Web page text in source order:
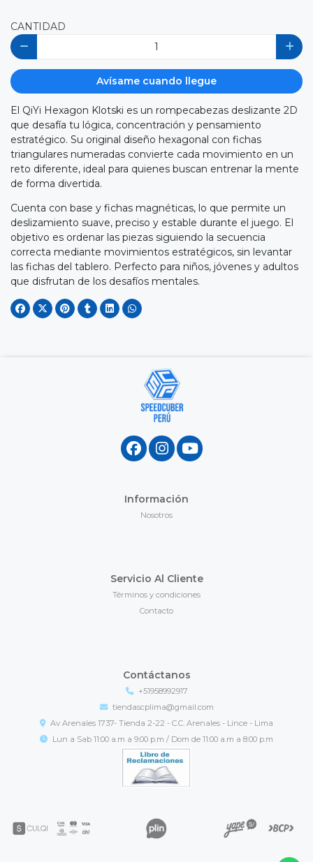
CANTIDAD
Avísame cuando llegue
El QiYi Hexagon Klotski es un rompecabezas deslizante 2D
que desafía tu lógica, concentración y pensamiento
estratégico. Su original diseño hexagonal con fichas
triangulares numeradas convierte cada movimiento en un
reto diferente, ideal para quienes buscan entrenar la mente
de forma divertida.
Cuenta con base y fichas magnéticas, lo que permite un
deslizamiento suave, preciso y estable durante el juego. El
objetivo es ordenar las piezas siguiendo la secuencia
correcta mediante movimientos estratégicos, sin levantar
las fichas del tablero. Perfecto para niños, jóvenes y adultos
que disfrutan de los desafíos mentales.
Información
Nosotros
Servicio Al Cliente
Términos y condiciones
Contacto
Contáctanos
+51958992917
tiendascplima@gmail.com
Av Arenales 1737- Tienda 2-22 - C.C. Arenales - Lince - Lima
Lun a Sab 11:00 a.m a 9:00 p.m / Dom de 11:00 a.m a 8:00 p.m